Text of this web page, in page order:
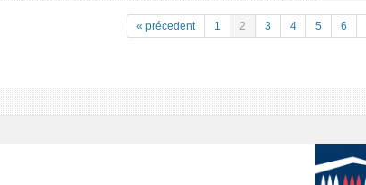
« précedent 1 2 3 4 5 6